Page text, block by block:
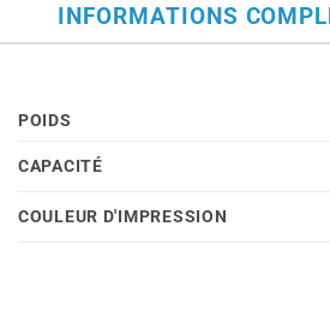
INFORMATIONS
POIDS
CAPACITÉ
COULEUR D'IMPRESSION